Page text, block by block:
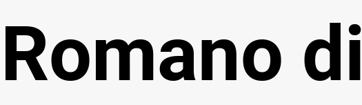
Romano